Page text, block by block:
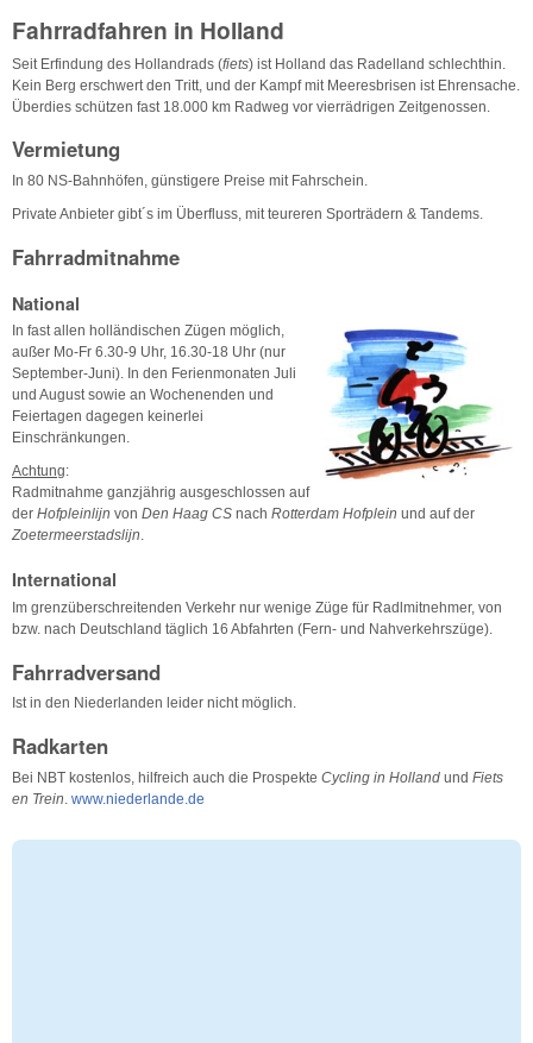
Fahrradfahren in Holland
Seit Erfindung des Hollandrads (fiets) ist Holland das Radelland schlechthin.
Kein Berg erschwert den Tritt, und der Kampf mit Meeresbrisen ist Ehrensache.
Überdies schützen fast 18.000 km Radweg vor vierrädrigen Zeitgenossen.
Vermietung
In 80 NS-Bahnhöfen, günstigere Preise mit Fahrschein.
Private Anbieter gibt´s im Überfluss, mit teureren Sporträdern & Tandems.
Fahrradmitnahme
National
In fast allen holländischen Zügen möglich,
außer Mo-Fr 6.30-9 Uhr, 16.30-18 Uhr (nur
September-Juni). In den Ferienmonaten Juli
und August sowie an Wochenenden und
Feiertagen dagegen keinerlei
Einschränkungen.
Achtung:
Radmitnahme ganzjährig ausgeschlossen auf
der Hofpleinlijn von Den Haag CS nach Rotterdam Hofplein und auf der
Zoetermeerstadslijn.
International
Im grenzüberschreitenden Verkehr nur wenige Züge für Radlmitnehmer, von
bzw. nach Deutschland täglich 16 Abfahrten (Fern- und Nahverkehrszüge).
Fahrradversand
Ist in den Niederlanden leider nicht möglich.
Radkarten
Bei NBT kostenlos, hilfreich auch die Prospekte Cycling in Holland und Fiets
en Trein. www.niederlande.de